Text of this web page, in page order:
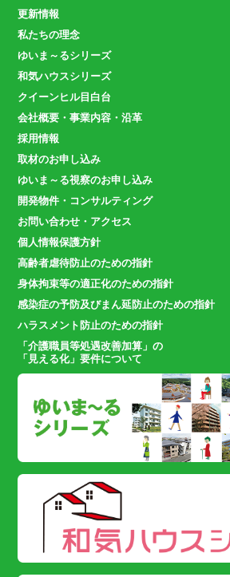
更新情報
私たちの理念
ゆいま～るシリーズ
和気ハウスシリーズ
クイーンヒル目白台
会社概要・事業内容・沿革
採用情報
取材のお申し込み
ゆいま～る視察のお申し込み
開発物件・コンサルティング
お問い合わせ・アクセス
個人情報保護方針
高齢者虐待防止のための指針
身体拘束等の適正化のための指針
感染症の予防及びまん延防止のための指針
ハラスメント防止のための指針
「介護職員等処遇改善加算」の
「見える化」要件について